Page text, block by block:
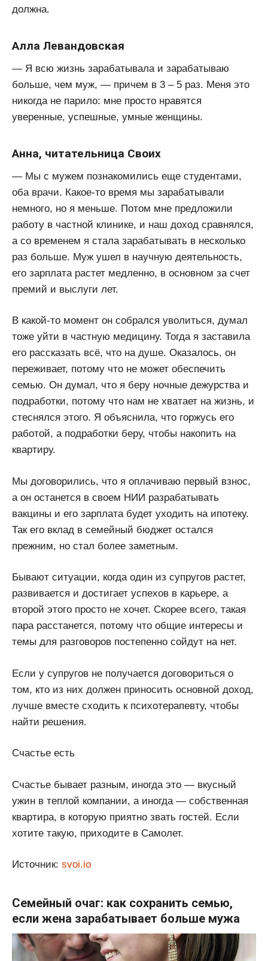
должна.
Алла Левандовская
— Я всю жизнь зарабатывала и зарабатываю
больше, чем муж, — причем в 3 – 5 раз. Меня это
никогда не парило: мне просто нравятся
уверенные, успешные, умные женщины.
Анна, читательница Своих
— Мы с мужем познакомились еще студентами,
оба врачи. Какое-то время мы зарабатывали
немного, но я меньше. Потом мне предложили
работу в частной клинике, и наш доход сравнялся,
а со временем я стала зарабатывать в несколько
раз больше. Муж ушел в научную деятельность,
его зарплата растет медленно, в основном за счет
премий и выслуги лет.
В какой-то момент он собрался уволиться, думал
тоже уйти в частную медицину. Тогда я заставила
его рассказать всё, что на душе. Оказалось, он
переживает, потому что не может обеспечить
семью. Он думал, что я беру ночные дежурства и
подработки, потому что нам не хватает на жизнь, и
стеснялся этого. Я объяснила, что горжусь его
работой, а подработки беру, чтобы накопить на
квартиру.
Мы договорились, что я оплачиваю первый взнос,
а он останется в своем НИИ разрабатывать
вакцины и его зарплата будет уходить на ипотеку.
Так его вклад в семейный бюджет остался
прежним, но стал более заметным.
Бывают ситуации, когда один из супругов растет,
развивается и достигает успехов в карьере, а
второй этого просто не хочет. Скорее всего, такая
пара расстанется, потому что общие интересы и
темы для разговоров постепенно сойдут на нет.
Если у супругов не получается договориться о
том, кто из них должен приносить основной доход,
лучше вместе сходить к психотерапевту, чтобы
найти решения.
Счастье есть
Счастье бывает разным, иногда это — вкусный
ужин в теплой компании, а иногда — собственная
квартира, в которую приятно звать гостей. Если
хотите такую, приходите в Самолет.
Источник: svoi.io
Семейный очаг: как сохранить семью,
если жена зарабатывает больше мужа